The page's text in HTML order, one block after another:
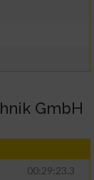
GmbH
00:29:23.3